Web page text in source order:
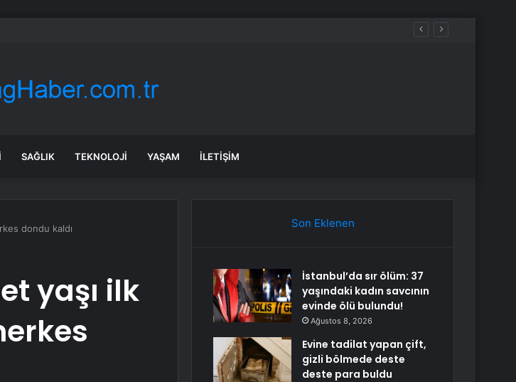
deste deste para buldu
SAĞLIK TEKNOLOJI YAŞAM İLETIŞIM
dondu kaldı
yaşı ilk
Son Eklenen
İstanbul’da sır ölüm: 37
yaşındaki kadın savcının
evinde ölü bulundu!
Ağustos 8, 2026
Evine tadilat yapan çift,
gizli bölmede deste
deste para buldu